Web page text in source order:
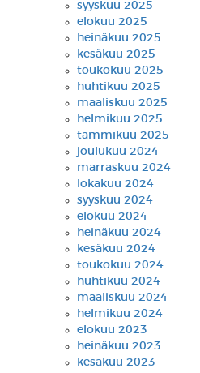
syyskuu 2025
elokuu 2025
heinäkuu 2025
kesäkuu 2025
toukokuu 2025
huhtikuu 2025
maaliskuu 2025
helmikuu 2025
tammikuu 2025
joulukuu 2024
marraskuu 2024
lokakuu 2024
syyskuu 2024
elokuu 2024
heinäkuu 2024
kesäkuu 2024
toukokuu 2024
huhtikuu 2024
maaliskuu 2024
helmikuu 2024
elokuu 2023
heinäkuu 2023
kesäkuu 2023